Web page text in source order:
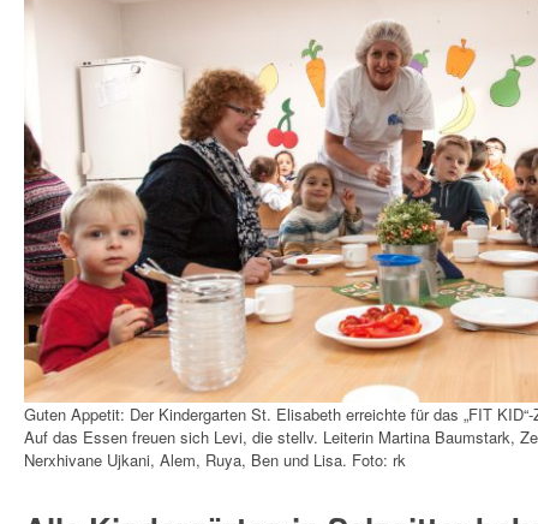
Guten Appetit: Der Kindergarten St. Elisabeth erreichte für das „FIT
Auf das Essen freuen sich Levi, die stellv. Leiterin Martina Baumstark,
Nerxhivane Ujkani, Alem, Ruya, Ben und Lisa. Foto: rk